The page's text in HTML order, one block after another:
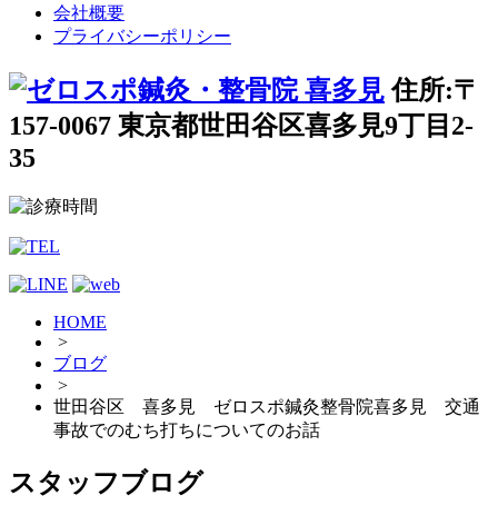
会社概要
プライバシーポリシー
住所:〒
157-0067 東京都世田谷区喜多見9丁目2-
35
HOME
>
ブログ
>
世田谷区 喜多見 ゼロスポ鍼灸整骨院喜多見 交通
事故でのむち打ちについてのお話
スタッフブログ